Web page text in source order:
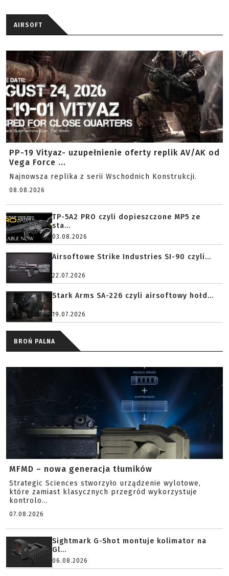
AIRSOFT
PP-19 Vityaz- uzupełnienie oferty replik AV/AK od
Vega Force ...
Najnowsza replika z serii Wschodnich Konstrukcji.
08.08.2026
TP-5A2 PRO czyli dopieszczone MP5 ze
sta...
03.08.2026
Airsoftowe Strike Industries SI-90 czyli...
22.07.2026
Stark Arms SA-226 czyli airsoftowy hołd...
19.07.2026
BROŃ PALNA
MFMD – nowa generacja tłumików
Strategic Sciences stworzyło urządzenie wylotowe,
które zamiast klasycznych przegród wykorzystuje
kontrolo...
07.08.2026
Sightmark G-Shot montuje kolimator na
Gl...
06.08.2026